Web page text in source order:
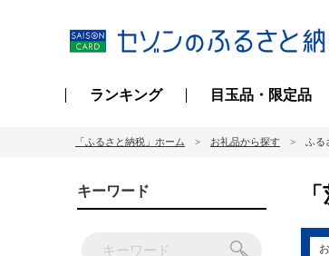
ランキング 目玉品・限定品
「ふるさと納税」ホーム お礼品から探す ふる
キーワード